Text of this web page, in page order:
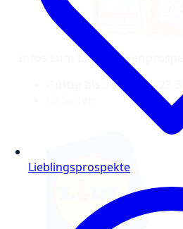
Infos zum Lidl
Gültig bis Samstag, 23.5.
Lieblingsprospekte